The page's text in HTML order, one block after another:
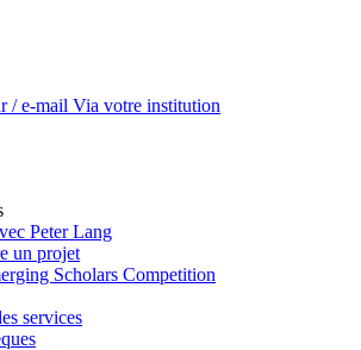
/ e-mail Via votre institution
Peter Lang
un projet
Scholars Competition
services